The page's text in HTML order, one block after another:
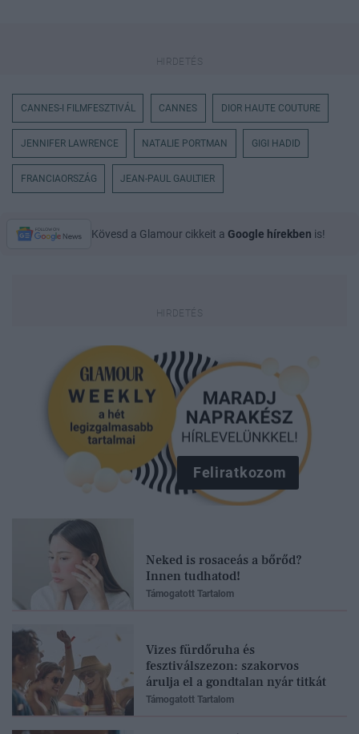
CANNES-I FILMFESZTIVÁL CANNES DIOR HAUTE COUTURE
JENNIFER LAWRENCE NATALIE PORTMAN GIGI HADID
FRANCIAORSZÁG JEAN-PAUL GAULTIER
Kövesd a Glamour cikkeit a Google hírekben is!
Feliratkozom
Neked is rosaceás a bőrőd?
Innen tudhatod!
Támogatott Tartalom
Vizes fürdőruha és
fesztiválszezon: szakorvos
árulja el a gondtalan nyár titkát
Támogatott Tartalom